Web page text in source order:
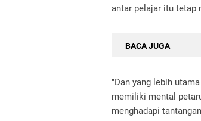
antar pelajar itu tetap
BACA JUGA
"Dan yang lebih
memiliki mental
menghadapi